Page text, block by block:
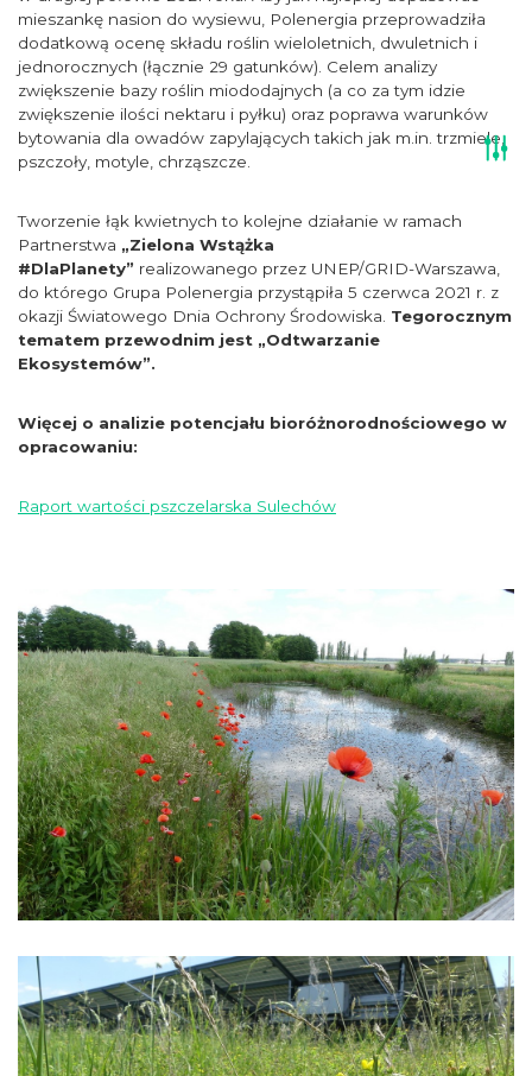
mieszankę nasion do wysiewu, Polenergia przeprowadziła
dodatkową ocenę składu roślin wieloletnich, dwuletnich i
jednorocznych (łącznie 29 gatunków). Celem analizy
zwiększenie bazy roślin miododajnych (a co za tym idzie
zwiększenie ilości nektaru i pyłku) oraz poprawa warunków
bytowania dla owadów zapylających takich jak m.in. trzmiele,
pszczoły, motyle, chrząszcze.
Tworzenie łąk kwietnych to kolejne działanie w ramach
Partnerstwa „Zielona Wstążka
#DlaPlanety” realizowanego przez UNEP/GRID-Warszawa,
do którego Grupa Polenergia przystąpiła 5 czerwca 2021 r. z
okazji Światowego Dnia Ochrony Środowiska. Tegorocznym
tematem przewodnim jest „Odtwarzanie
Ekosystemów”.
Więcej o analizie potencjału bioróżnorodnościowego w
opracowaniu:
Raport wartości pszczelarska Sulechów